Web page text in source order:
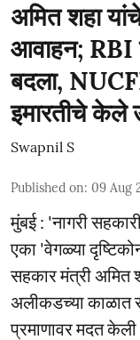
अमित शहा
आवाहन; RBI
बदला,
इमारतीचे केले
Swapnil S
Published on: 09 Aug
मुंबई : 'नागरी
एका 'वेगळ्या
सहकार मंत्री अमित
अलीकडच्या काळात
प्रमाणावर मदत